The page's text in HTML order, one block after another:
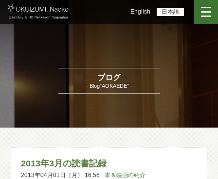
English 日本語
ブログ
- Blog”AOKAEDE” -
2013年3月の読書記録
2013年04月01日（月） 16:56 本＆映画の紹介